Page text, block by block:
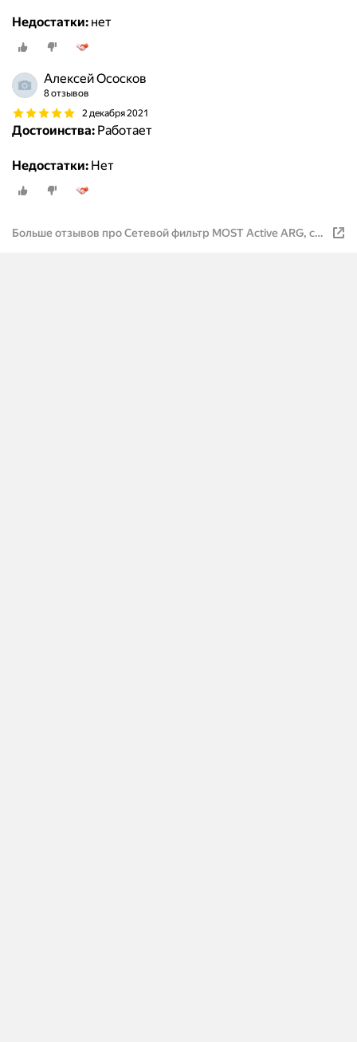
Недостатки: нет
Алексей Ососков
8 отзывов
2 декабря 2021
Достоинства: Работает
Недостатки: Нет
Больше отзывов про Сетевой фильтр MOST Active ARG, с/